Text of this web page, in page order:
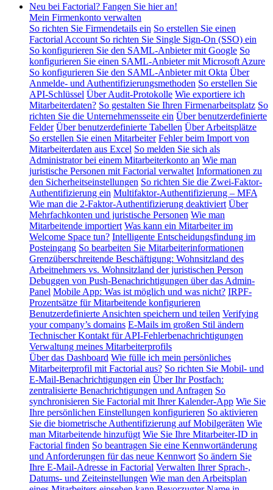
Neu bei Factorial? Fangen Sie hier an!
Mein Firmenkonto verwalten
So richten Sie Firmendetails ein So erstellen Sie einen
Factorial Account So richten Sie Single Sign-On (SSO) ein
So konfigurieren Sie den SAML-Anbieter mit Google So
konfigurieren Sie einen SAML-Anbieter mit Microsoft Azure
So konfigurieren Sie den SAML-Anbieter mit Okta Über
Anmelde- und Authentifizierungsmethoden So erstellen Sie
API-Schlüssel Über Audit-Protokolle Wie exportiere ich
Mitarbeiterdaten? So gestalten Sie Ihren Firmenarbeitsplatz So
richten Sie die Unternehmensseite ein Über benutzerdefinierte
Felder Über benutzerdefinierte Tabellen Über Arbeitsplätze
So erstellen Sie einen Mitarbeiter Fehler beim Import von
Mitarbeiterdaten aus Excel So melden Sie sich als
Administrator bei einem Mitarbeiterkonto an Wie man
juristische Personen mit Factorial verwaltet Informationen zu
den Sicherheitseinstellungen So richten Sie die Zwei-Faktor-
Authentifizierung ein Multifaktor-Authentifizierung – MFA
Wie man die 2-Faktor-Authentifizierung deaktiviert Über
Mehrfachkonten und juristische Personen Wie man
Mitarbeitende importiert Was kann ein Mitarbeiter im
Welcome Space tun? Intelligente Entscheidungsfindung im
Posteingang So bearbeiten Sie Mitarbeiterinformationen
Grenzüberschreitende Beschäftigung: Wohnsitzland des
Arbeitnehmers vs. Wohnsitzland der juristischen Person
Debuggen von Push-Benachrichtigungen über das Admin-
Panel Mobile App: Was ist möglich und was nicht? IRPF-
Prozentsätze für Mitarbeitende konfigurieren
Benutzerdefinierte Ansichten speichern und teilen Verifying
your company’s domains E-Mails im großen Stil ändern
Technischer Kontakt für API-Fehlerbenachrichtigungen
Verwaltung meines Mitarbeiterprofils
Über das Dashboard Wie fülle ich mein persönliches
Mitarbeiterprofil mit Factorial aus? So richten Sie Mobil- und
E-Mail-Benachrichtigungen ein Über Ihr Postfach:
zentralisierte Benachrichtigungen und Anfragen So
synchronisieren Sie Factorial mit Ihrer Kalender-App Wie Sie
Ihre persönlichen Einstellungen konfigurieren So aktivieren
Sie die biometrische Authentifizierung auf Mobilgeräten Wie
man Mitarbeitende hinzufügt Wie Sie Ihre Mitarbeiter-ID in
Factorial finden So beantragen Sie eine Kennwortänderung
und Anforderungen für das neue Kennwort So ändern Sie
Ihre E-Mail-Adresse in Factorial Verwalten Ihrer Sprach-,
Datums- und Zeiteinstellungen Wie man den Arbeitsplan